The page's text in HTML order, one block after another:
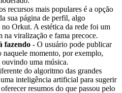
recursos mais populares é a opção
sua página de perfil, algo
Orkut. A estética da rede foi um
na viralização e fama precoce.
fazendo - O usuário pode publicar
naquele momento, por exemplo,
uma música.
do algoritmo das grandes
inteligência artificial para sugerir
resumos do que passou pelo